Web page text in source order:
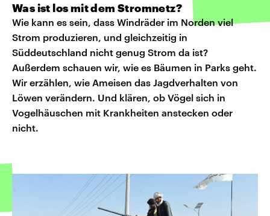
Was ist los mit dem Stromnetz?
Wie kann es sein, dass Windräder im Norden viel
Strom produzieren, und gleichzeitig in
Süddeutschland nicht genug Strom da ist?
Außerdem schauen wir, wie es Bäumen in Parks geht.
Wir erzählen, wie Ameisen das Jagdverhalten von
Löwen verändern. Und klären, ob Vögel sich in
Vogelhäuschen mit Krankheiten anstecken oder
nicht.